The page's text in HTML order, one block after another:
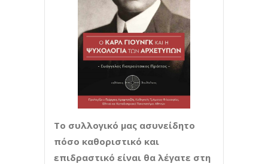
Το συλλογικό μας ασυνείδητο
πόσο καθοριστικό και
επιδραστικό είναι θα λέγατε στη